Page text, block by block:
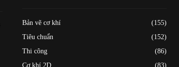
Bản vẽ cơ khí
(155)
Tiêu chuẩn
(152)
Thi công
(86)
Cơ khí 2D
(83)